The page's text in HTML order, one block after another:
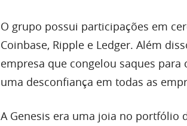
O grupo possui participações em
Coinbase, Ripple e Ledger. Além
empresa que congelou saques
uma desconfiança em todas as
A Genesis era uma joia no portfólio